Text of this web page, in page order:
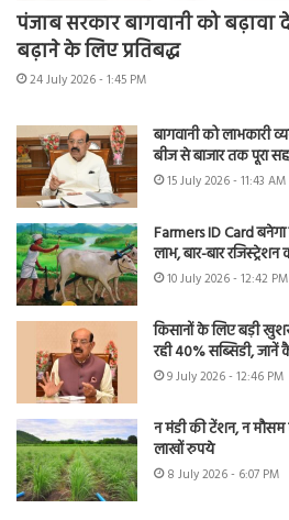
पंजाब सरकार बागवानी को
बढ़ाने के लिए प्रतिबद्ध
24 July 2026 - 1:45 PM
बागवानी को लाभकारी
बीज से बाजार तक पूरा
15 July 2026 - 11:43 AM
Farmers ID Card
लाभ, बार-बार
10 July 2026 - 12:42 PM
किसानों के लिए बड़ी
रही 40% सब्सिडी,
9 July 2026 - 12:46 PM
न मंडी की टेंशन, न
लाखों रुपये
8 July 2026 - 6:07 PM